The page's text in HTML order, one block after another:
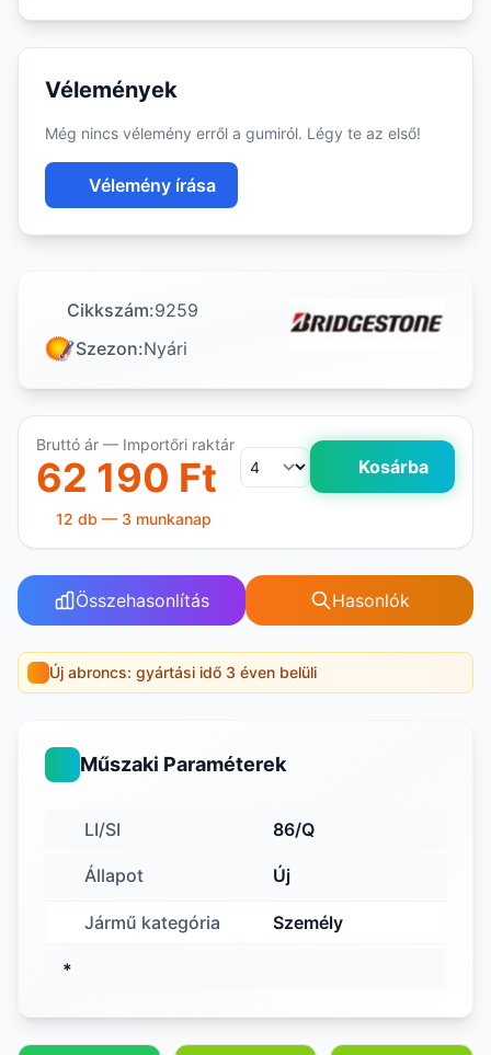
Vélemények
Még nincs vélemény erről a gumiról. Légy te az első!
Vélemény írása
Cikkszám:9259
Szezon:Nyári
Bruttó ár — Importőri raktár
62 190 Ft Kosárba
12 db — 3 munkanap
Összehasonlítás Hasonlók
Új abroncs: gyártási idő 3 éven belüli
Műszaki Paraméterek
LI/SI 86/Q
Állapot Új
Jármű kategória Személy
*